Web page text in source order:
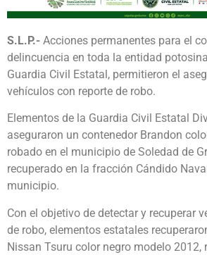
S.L.P.- Acciones permanentes para el
delincuencia en toda la entidad
Guardia Civil Estatal, permitieron el
vehículos con reporte de robo.
Elementos de la Guardia Civil Estatal
aseguraron un contenedor Brandon
robado en el municipio de Soledad de
recuperado en la fracción Cándido
municipio.
Con el objetivo de detectar y recuperar
de robo, elementos estatales
Nissan Tsuru color negro modelo 2012,